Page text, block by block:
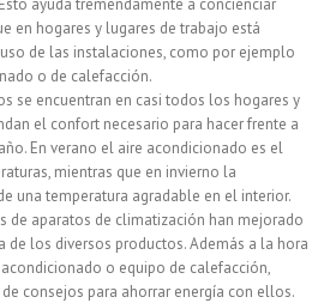
ayuda tremendamente a concienciar
en hogares y lugares de trabajo está
de las instalaciones, como por ejemplo
o de calefacción.
se encuentran en casi todos los hogares y
el confort necesario para hacer frente a
En verano el aire acondicionado es el
mientras que en invierno la
una temperatura agradable en el interior.
de aparatos de climatización han mejorado
de los diversos productos. Además a la hora
o equipo de calefacción,
consejos para ahorrar energía con ellos.